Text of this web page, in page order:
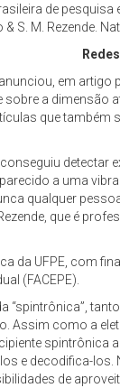
de pesquisa
& S. M. Rezende.
em artigo
a dimensão
que
, conseguiu detectar
a uma
qualquer
que é
da UFPE, com
(FACEPE).
“spintrônica”,
Assim como a
spintrônica
e decodifica-los.
de